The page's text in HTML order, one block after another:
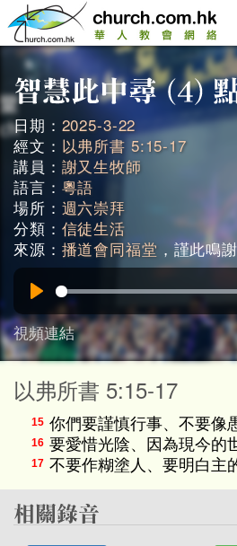
日期： 2025-3-22
經文： 以弗所書 5:15-17
講員： 謝又生牧師
語言： 粵語
場所： 週六崇拜
分類： 信徒生活
來源： 播道會同福堂 ，謹此鳴
Play
視頻連結
以弗所書 5:15-17
15 你們要謹慎行事、不要像
16 要愛惜光陰、因為現今的
17 不要作糊塗人、要明白主